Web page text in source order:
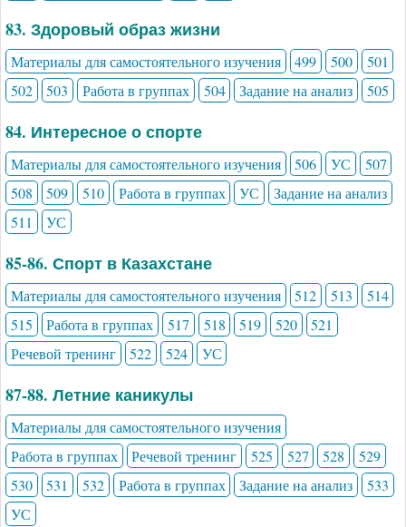
83. Здоровый образ жизни
Материалы для самостоятельного изучения 499 500
501
502
503 Работа в группах 504 Задание на анализ 505
84. Интересное о спорте
Материалы для самостоятельного изучения 506 УС
507
508
509 510 Работа в группах УС
Задание на анализ
511
УС
85-86. Спорт в Казахстане
Материалы для самостоятельного изучения 512 513
514
515
Работа в группах 517 518 519 520
521
Речевой тренинг
522 524 УС
87-88. Летние каникулы
Материалы для самостоятельного изучения
Работа в группах
Речевой тренинг 525 527 528
529
530
531 532 Работа в группах Задание на анализ
533
УС